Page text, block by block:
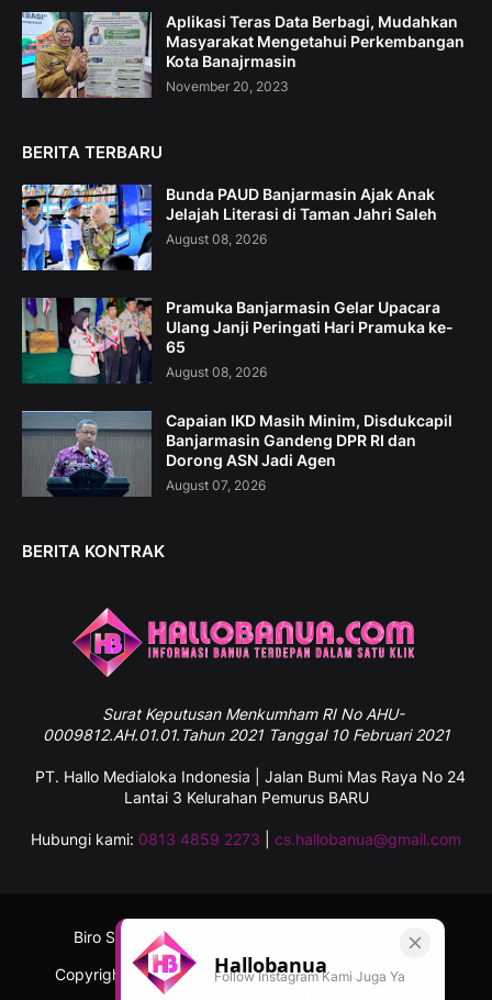
Aplikasi Teras Data Berbagi, Mudahkan
Masyarakat Mengetahui Perkembangan
Kota Banajrmasin
November 20, 2023
BERITA TERBARU
Bunda PAUD Banjarmasin Ajak Anak
Jelajah Literasi di Taman Jahri Saleh
August 08, 2026
Pramuka Banjarmasin Gelar Upacara
Ulang Janji Peringati Hari Pramuka ke-
65
August 08, 2026
Capaian IKD Masih Minim, Disdukcapil
Banjarmasin Gandeng DPR RI dan
Dorong ASN Jadi Agen
August 07, 2026
BERITA KONTRAK
SuratKeputusan Menkumham RI No AHU-
0009812.AH.01.01.Tahun 2021 Tanggal 10 Februari 2021
PT. Hallo Medialoka Indonesia | Jalan Bumi Mas Raya No 24
Lantai 3 Kelurahan Pemurus BARU
Hubungi kami: 0813 4859 2273 cs.hallobanua@gmail.com
Copyright ©2026Hallobanua.com - Informasi Banua
Terdepan Dalam Satu Klik
Biro Sulawesi Selatan Kontak
Hallobanua
Follow Instagram Kami Juga Ya